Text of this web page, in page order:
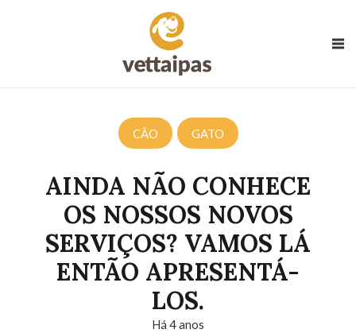
CÃO GATO
AINDA NÃO CONHECE
OS NOSSOS NOVOS
SERVIÇOS? VAMOS LÁ
ENTÃO APRESENTÁ-
LOS.
Há 4 anos